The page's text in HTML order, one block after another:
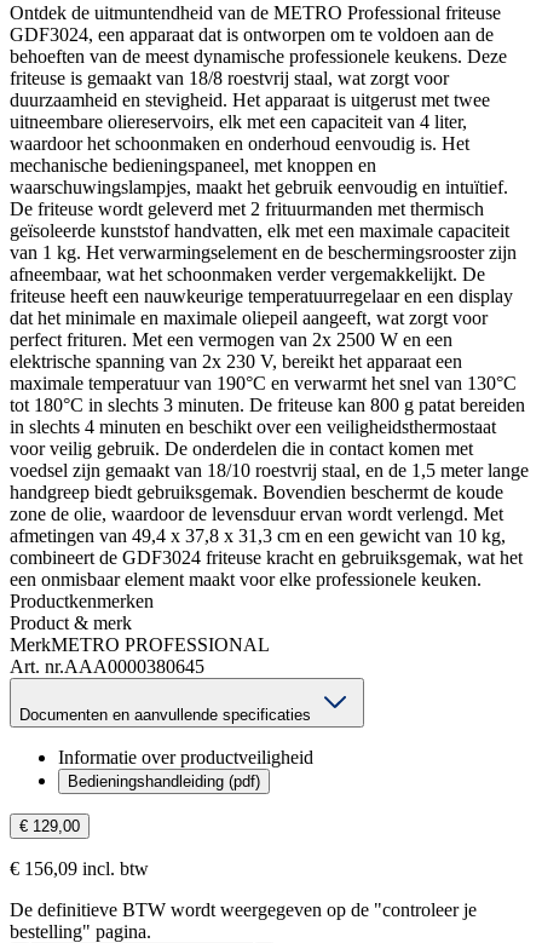
Ontdek de uitmuntendheid van de METRO Professional friteuse
GDF3024, een apparaat dat is ontworpen om te voldoen aan de
behoeften van de meest dynamische professionele keukens. Deze
friteuse is gemaakt van 18/8 roestvrij staal, wat zorgt voor
duurzaamheid en stevigheid. Het apparaat is uitgerust met twee
uitneembare oliereservoirs, elk met een capaciteit van 4 liter,
waardoor het schoonmaken en onderhoud eenvoudig is. Het
mechanische bedieningspaneel, met knoppen en
waarschuwingslampjes, maakt het gebruik eenvoudig en intuïtief.
De friteuse wordt geleverd met 2 frituurmanden met thermisch
geïsoleerde kunststof handvatten, elk met een maximale capaciteit
van 1 kg. Het verwarmingselement en de beschermingsrooster zijn
afneembaar, wat het schoonmaken verder vergemakkelijkt. De
friteuse heeft een nauwkeurige temperatuurregelaar en een display
dat het minimale en maximale oliepeil aangeeft, wat zorgt voor
perfect frituren. Met een vermogen van 2x 2500 W en een
elektrische spanning van 2x 230 V, bereikt het apparaat een
maximale temperatuur van 190°C en verwarmt het snel van 130°C
tot 180°C in slechts 3 minuten. De friteuse kan 800 g patat bereiden
in slechts 4 minuten en beschikt over een veiligheidsthermostaat
voor veilig gebruik. De onderdelen die in contact komen met
voedsel zijn gemaakt van 18/10 roestvrij staal, en de 1,5 meter lange
handgreep biedt gebruiksgemak. Bovendien beschermt de koude
zone de olie, waardoor de levensduur ervan wordt verlengd. Met
afmetingen van 49,4 x 37,8 x 31,3 cm en een gewicht van 10 kg,
combineert de GDF3024 friteuse kracht en gebruiksgemak, wat het
een onmisbaar element maakt voor elke professionele keuken.
Productkenmerken
Product & merk
MerkMETRO PROFESSIONAL
Art. nr.AAA0000380645
Documenten en aanvullende specificaties
Informatie over productveiligheid
Bedieningshandleiding (pdf)
€ 129,00
€ 156,09 incl. btw
De definitieve BTW wordt weergegeven op de "controleer je
bestelling" pagina.